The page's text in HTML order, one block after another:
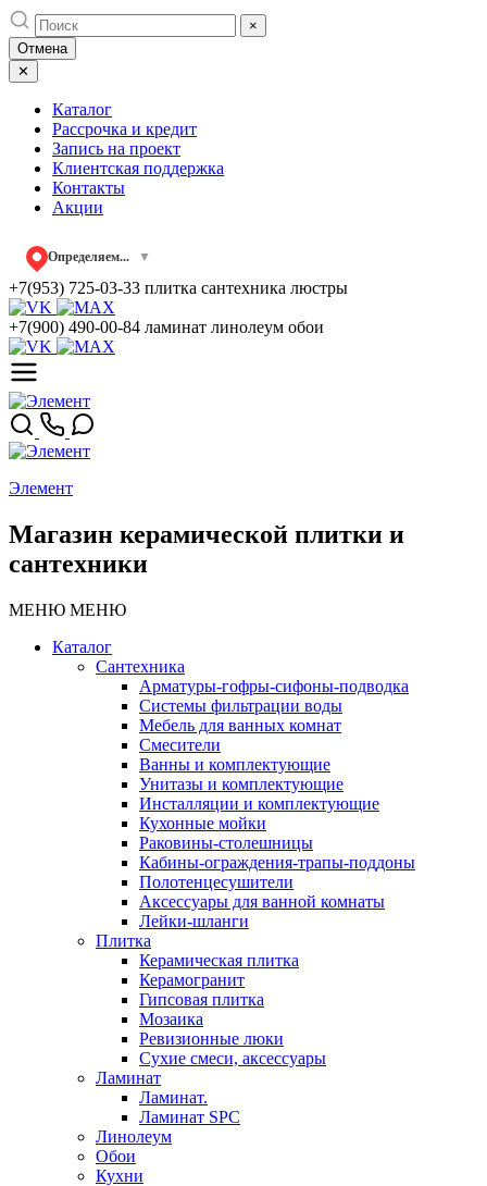
Skip
to
content
×
Отмена
✕
Каталог
Рассрочка и кредит
Запись на проект
Клиентская поддержка
Контакты
Акции
Определяем... ▼
+7(953) 725-03-33 плитка сантехника люстры
+7(900) 490-00-84 ламинат линолеум обои
Элемент
Магазин керамической плитки и
сантехники
МЕНЮ МЕНЮ
Каталог
Сантехника
Арматуры-гофры-сифоны-подводка
Системы фильтрации воды
Мебель для ванных комнат
Смесители
Ванны и комплектующие
Унитазы и комплектующие
Инсталляции и комплектующие
Кухонные мойки
Раковины-столешницы
Кабины-ограждения-трапы-поддоны
Полотенцесушители
Аксессуары для ванной комнаты
Лейки-шланги
Плитка
Керамическая плитка
Керамогранит
Гипсовая плитка
Мозаика
Ревизионные люки
Сухие смеси, аксессуары
Ламинат
Ламинат.
Ламинат SPC
Линолеум
Обои
Кухни